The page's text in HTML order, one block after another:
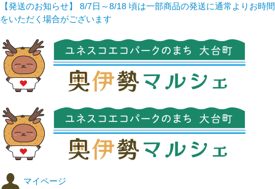
【発送のお知らせ】 8/7日～8/18 頃は一部商品の発送に通常よりお時間
をいただく場合がございます
マイページ